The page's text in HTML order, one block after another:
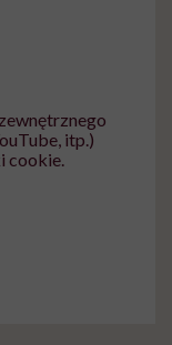
itp.)
cookie.